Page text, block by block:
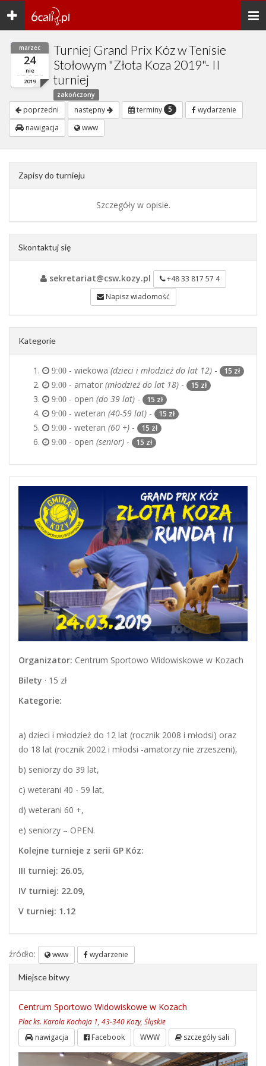
Toggle
navigation
marzec
24
nie
2019
Turniej Grand Prix Kóz w Tenisie
Stołowym "Złota Koza 2019"- II
turniej
zakończony
poprzedni następny terminy 5
wydarzenie
nawigacja
www
Zapisy do turnieju
Szczegóły w opisie.
Skontaktuj się
sekretariat@csw.kozy.pl
+48 33 817 57 4
Napisz wiadomość
Kategorie
9:00 - wiekowa (dzieci i młodzież do lat 12) - 15 zł
9:00 - amator (młodzież do lat 18) - 15 zł
9:00 - open (do 39 lat) - 15 zł
9:00 - weteran (40-59 lat) - 15 zł
9:00 - weteran (60 +) - 15 zł
9:00 - open (senior) - 15 zł
Organizator: Centrum Sportowo Widowiskowe w Kozach
Bilety · 15 zł
Kategorie:
a) dzieci i młodzież do 12 lat (rocznik 2008 i młodsi) oraz
do 18 lat (rocznik 2002 i młodsi -amatorzy nie zrzeszeni),
b) seniorzy do 39 lat,
c) weterani 40 - 59 lat,
d) weterani 60 +,
e) seniorzy – OPEN.
Kolejne turnieje z serii GP Kóz:
III turniej: 26.05,
IV turniej: 22.09,
V turniej: 1.12
źródło: www wydarzenie
Miejsce bitwy
Centrum Sportowo Widowiskowe w Kozach
Plac ks. Karola Kochaja 1, 43-340 Kozy, Śląskie
nawigacja Facebook WWW szczegóły sali